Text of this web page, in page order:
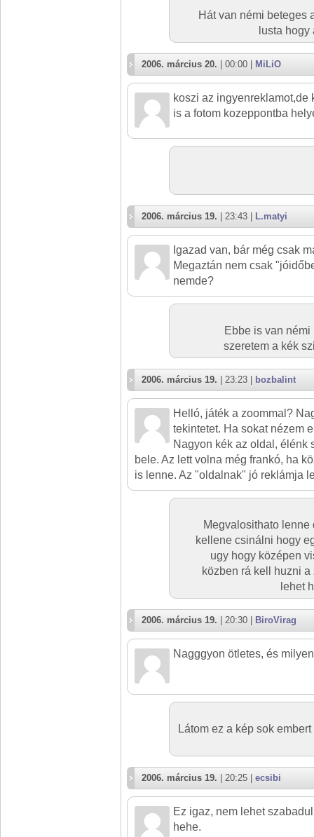
Hát van némi beteges
lusta
2006. március 20. | 00:00 | MiLiO
koszi az ingyenreklamot,de
is a fotom kozeppontba
2006. március 19. | 23:43 | L.matyi
Igazad van, bár még csak
Megaztán nem csak
nemde?
Ebbe is van
szeretem a kék
2006. március 19. | 23:23 | bozbalint
Helló, játék a zoommal?
tekintetet. Ha sokat nézem
Nagyon kék az oldal, élénk
bele. Az lett volna még frankó, ha
is lenne. Az "oldalnak" jó reklámja
Megvalosithato
kellene csinálni hogy
ugy hogy középen
közben rá kell huzni
lehet
2006. március 19. | 20:30 | BiroVirag
Nagggyon ötletes, és
Látom ez a kép sok
2006. március 19. | 20:25 | ecsibi
Ez igaz, nem lehet
hehe.